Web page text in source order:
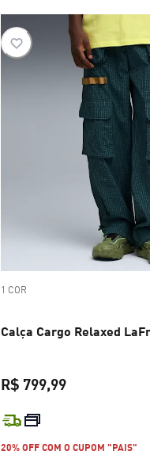
1 COR
Calça Cargo Relaxed
R$ 799,99
20% OFF COM O CUPOM "PAIS"